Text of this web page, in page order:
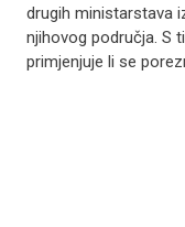
drugih ministarstava
njihovog područja. S
primjenjuje li se